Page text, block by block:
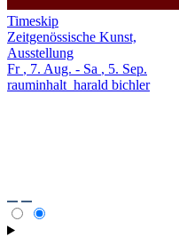
Timeskip
Zeitgenössische Kunst,
Ausstellung
Fr , 7. Aug. - Sa , 5. Sep.
rauminhalt_harald bichler